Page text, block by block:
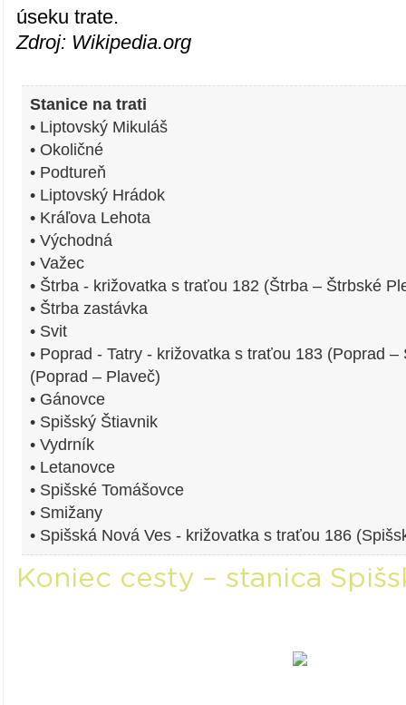
úseku trate.
Zdroj: Wikipedia.org
Stanice na trati
• Liptovský Mikuláš
• Okoličné
• Podtureň
• Liptovský Hrádok
• Kráľova Lehota
• Východná
• Važec
• Štrba - križovatka s traťou 182 (Štrba – Štrbské
• Štrba zastávka
• Svit
• Poprad - Tatry - križovatka s traťou 183 (Poprad
(Poprad – Plaveč)
• Gánovce
• Spišský Štiavnik
• Vydrník
• Letanovce
• Spišské Tomášovce
• Smižany
• Spišská Nová Ves - križovatka s traťou 186
Koniec cesty – stanica